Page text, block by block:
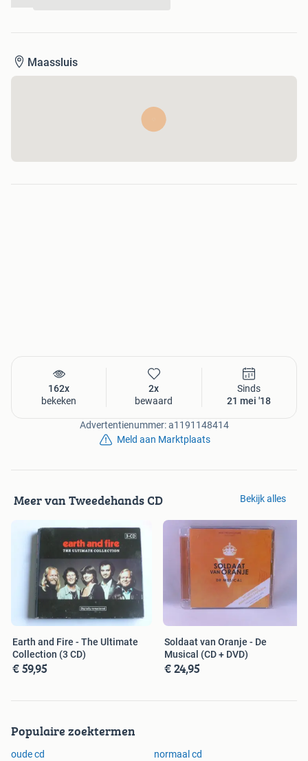
Maassluis
162x
bekeken
2x
bewaard
Sinds
21 mei '18
Advertentienummer: a1191148414
Meld aan Marktplaats
Meer van Tweedehands CD Bekijk alles
Earth and Fire - The Ultimate
Collection (3 CD)
€ 59,95
Soldaat van Oranje - De
Musical (CD + DVD)
€ 24,95
Populaire zoektermen
oude cd
normaal cd